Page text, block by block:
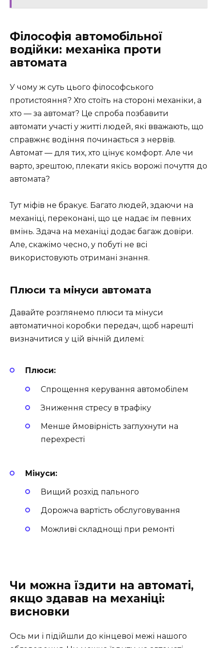
Філософія автомобільної
водійки: механіка проти
автомата
У чому ж суть цього філософського
протистояння? Хто стоїть на стороні механіки, а
хто — за автомат? Це спроба позбавити
автомати участі у житті людей, які вважають, що
справжнє водіння починається з нервів.
Автомат — для тих, хто цінує комфорт. Але чи
варто, зрештою, плекати якісь ворожі почуття до
автомата?
Тут міфів не бракує. Багато людей, здаючи на
механіці, переконані, що це надає їм певних
вмінь. Здача на механіці додає багаж довіри.
Але, скажімо чесно, у побуті не всі
використовують отримані знання.
Плюси та мінуси автомата
Давайте розглянемо плюси та мінуси
автоматичної коробки передач, щоб нарешті
визначитися у цій вічній дилемі:
Плюси:
Спрощення керування автомобілем
Зниження стресу в трафіку
Менше ймовірність заглухнути на
перехресті
Мінуси:
Вищий розхід пального
Дорожча вартість обслуговування
Можливі складнощі при ремонті
Чи можна їздити на автоматі,
якщо здавав на механіці:
висновки
Ось ми і підійшли до кінцевої межі нашого